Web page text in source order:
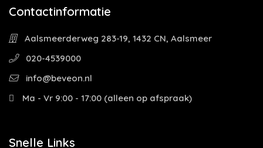
Contactinformatie
Aalsmeerderweg 283-19, 1432 CN, Aalsmeer
020-4539000
info@beveon.nl
Ma - Vr 9:00 - 17:00 (alleen op afspraak)
Snelle Links